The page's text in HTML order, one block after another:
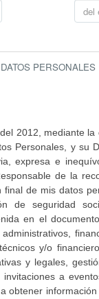
PERSONALES
2012, mediante
Personales, y su
expresa e
de la
de mis datos
de seguridad
en el
y/o
y legales,
a
obtener